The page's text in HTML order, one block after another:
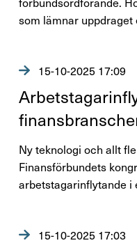
som lämnar uppdraget
15-10-2025 17:09
Ny teknologi och allt
Finansförbundets
arbetstagarinflytande i
15-10-2025 17:03